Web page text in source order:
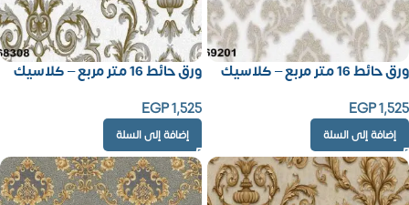
ورق حائط 16 متر مربع – كلاسيك
EGP1,525
إضافة إلى السلة
ورق حائط 16 متر مربع – كلاسيك
EGP1,525
إضافة إلى السلة